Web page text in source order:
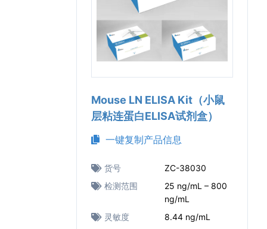
Mouse LN ELISA Kit（小鼠
层粘连蛋白ELISA试剂盒）
一键复制产品信息
货号
ZC-38030
检测范围
25 ng/mL – 800
ng/mL
灵敏度
8.44 ng/mL